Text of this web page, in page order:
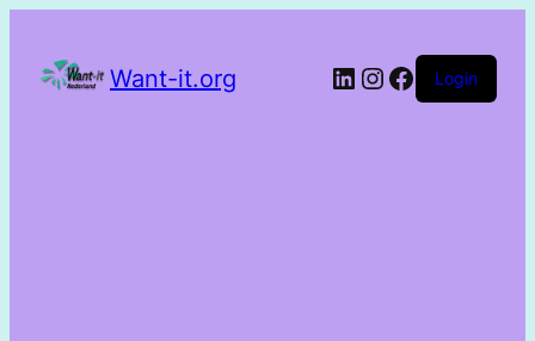
Want-it.org Login